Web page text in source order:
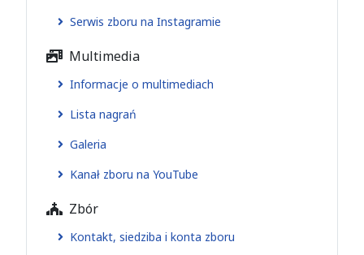
Serwis zboru na Instagramie
Multimedia
Informacje o multimediach
Lista nagrań
Galeria
Kanał zboru na YouTube
Zbór
Kontakt, siedziba i konta zboru